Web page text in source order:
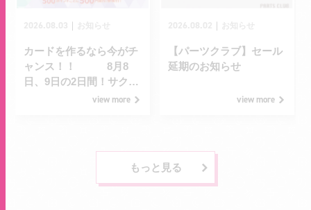
カードを作るなら今がチ
ャンス！！ 8月8
日、9日の2日間！サクラ
マチカードポイント10倍
view more
【パーツクラブ】セール
延期のお知らせ
view more
もっと見る